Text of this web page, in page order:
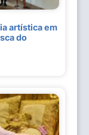
artística em
do